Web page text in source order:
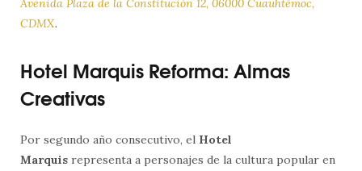
Avenida Plaza de la Constitución 12, 06000 Cuauhtémoc,
CDMX.
Hotel Marquis Reforma: Almas
Creativas
Por segundo año consecutivo, el Hotel
Marquis representa a personajes de la cultura popular en